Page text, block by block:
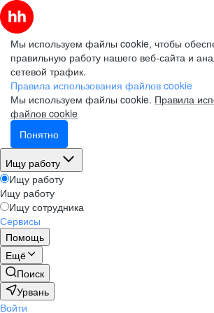
Мы используем файлы cookie, чтобы
правильную работу нашего веб-сайта и
сетевой трафик.
Правила использования файлов cookie
Мы используем файлы cookie. Правила
файлов cookie
Понятно
Ищу работу
Ищу работу
Ищу работу
Ищу сотрудника
Сервисы
Помощь
Ещё
Поиск
Урвань
Войти